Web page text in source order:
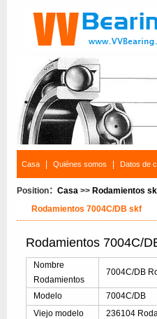
Casa Quiénes somos Datos de
Position： Casa >> Rodamientos
Rodamientos 7004C/DB skf
Rodamientos 7004C/
Nombre
Rodamientos
7004C/DB
Modelo
7004C/DB
Viejo modelo
236104